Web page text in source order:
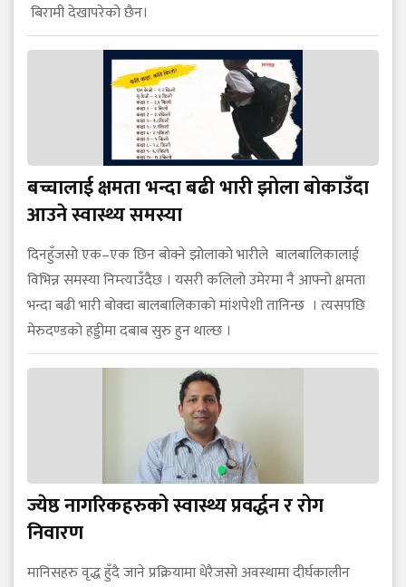
बिरामी देखापरेको छैन।
बच्चालाई क्षमता भन्दा बढी भारी झोला बोकाउँदा
आउने स्वास्थ्य समस्या
दिनहुँजसो एक–एक छिन बोक्ने झोलाको भारीले बालबालिकालाई
विभिन्न समस्या निम्त्याउँदैछ । यसरी कलिलो उमेरमा नै आफ्नो क्षमता
भन्दा बढी भारी बोक्दा बालबालिकाको मांशपेशी तानिन्छ । त्यसपछि
मेरुदण्डको हड्डीमा दबाब सुरु हुन थाल्छ ।
ज्येष्ठ नागरिकहरुको स्वास्थ्य प्रवर्द्धन र रोग
निवारण
मानिसहरु वृद्ध हुँदै जाने प्रक्रियामा धेरैजसो अवस्थामा दीर्घकालीन